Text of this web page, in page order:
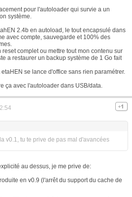
pour l'autoloader qui survie a un
système.
2.4b en autoload, le tout encapsulé dans
avec compte, sauvegarde et 100% des
reset complet ou mettre tout mon contenu sur
a restaurer un backup système de 1 Go fait
etaHEN se lance d'office sans rien paramétrer.
ça avec l'autoloader dans USB/data.
v0.1, tu te prive de pas mal d'avancées
au dessus, je me prive de:
en v0.9 (l'arrêt du support du cache de